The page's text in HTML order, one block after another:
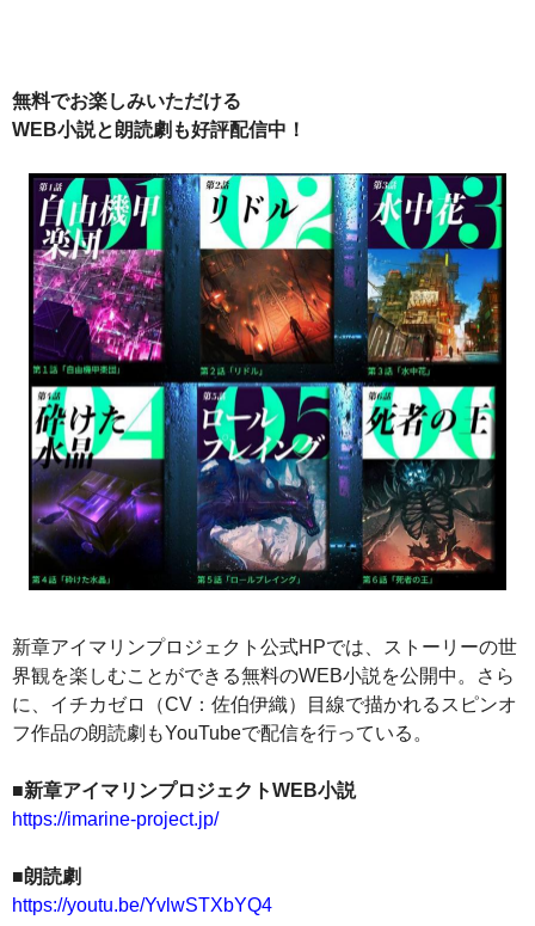
無料でお楽しみいただける
WEB小説と朗読劇も好評配信中！
新章アイマリンプロジェクト公式HPでは、ストーリーの世
界観を楽しむことができる無料のWEB小説を公開中。さら
に、イチカゼロ（CV：佐伯伊織）目線で描かれるスピンオ
フ作品の朗読劇もYouTubeで配信を行っている。
■新章アイマリンプロジェクトWEB小説
https://imarine-project.jp/
■朗読劇
https://youtu.be/YvlwSTXbYQ4